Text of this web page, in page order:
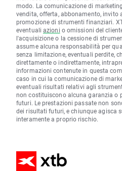
modo. La comunicazione di
vendita, offerta, abbonamento, invito
promozione di strumenti finanziari.
eventuali azioni o omissioni del
l'acquisizione o la cessione di
assume alcuna responsabilità per
senza limitazione, eventuali perdite,
direttamente o indirettamente,
informazioni contenute in questa
caso in cui la comunicazione di
eventuali risultati relativi agli
non costituiscono alcuna garanzia o
futuri. Le prestazioni passate non
dei risultati futuri, e chiunque agisca
interamente a proprio rischio.